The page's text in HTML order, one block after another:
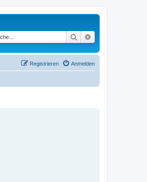
Suche
Anmelden
Registrieren